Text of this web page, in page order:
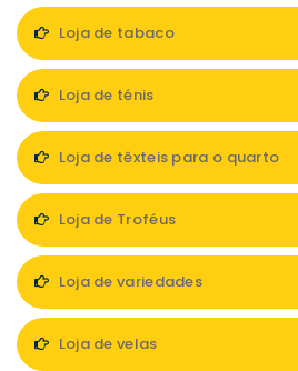
Loja de tabaco
Loja de ténis
Loja de têxteis para o quarto
Loja de Troféus
Loja de variedades
Loja de velas